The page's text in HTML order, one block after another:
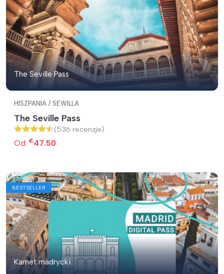
The Seville Pass
HISZPANIA / SEWILLA
The Seville Pass
(536 recenzje)
Od: €47.50
Karnet madrycki
BESTSELLER